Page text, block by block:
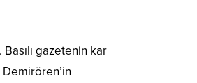
gazetenin kar